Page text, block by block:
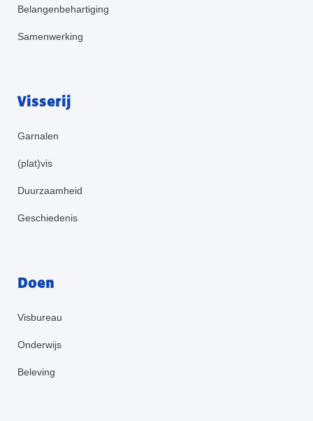
Belangenbehartiging
Samenwerking
Visserij
Garnalen
(plat)vis
Duurzaamheid
Geschiedenis
Doen
Visbureau
Onderwijs
Beleving